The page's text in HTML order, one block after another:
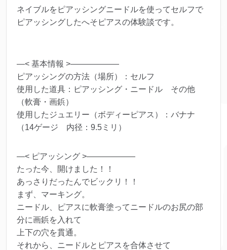
ネイブルをピアッシングニードルを使ってセルフで
ピアッシングしたへそピアスの体験談です。
—< 基本情報 >——————
ピアッシングの方法（場所）：セルフ
使用した道具：ピアッシング・ニードル その他
（軟膏・画鋲）
使用したジュエリー（ボディーピアス）：バナナ
（14ゲージ 内径：9.5ミリ）
—< ピアッシング >——————
たった今、開けました！！
あっさりだったんでビックリ！！
まず、マーキング。
ニードル、ピアスに軟膏塗ってニードルのお尻の部
分に画鋲を入れて
上下の穴を貫通。
それから、ニードルとピアスを合体させて